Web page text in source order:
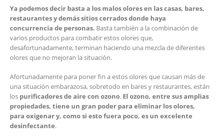
Ya podemos decir basta a los malos olores en las casas, bares,
restaurantes y demás sitios cerrados donde haya
concurrencia de personas. Basta también a la combinación de
varios productos para combatir estos olores que,
desafortunadamente, terminan haciendo una mezcla de diferentes
olores que no mejoran la situación.
Afortunadamente para poner fin a estos olores que causan más de
una situación embarazosa, sobretodo en bares y restaurantes, están
los purificadores de aire con ozono. El ozono, entre sus amplias
propiedades, tiene un gran poder para eliminar los olores,
para oxigenar y, como si esto fuera poco, es un excelente
desinfectante.